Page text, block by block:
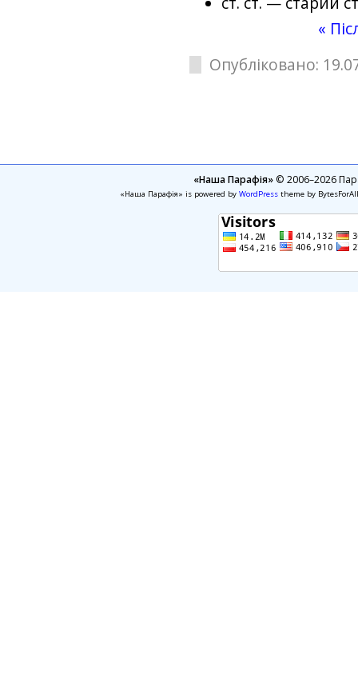
«
Опубліковано:
«Наша Парафія»© 2006–2026
«Наша Парафія» is powered by WordPresstheme by